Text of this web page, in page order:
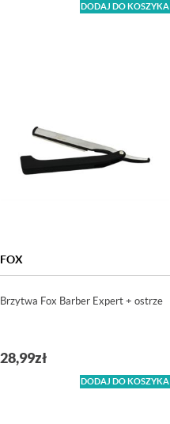
DODAJ DO KOSZYKA
FOX
Brzytwa Fox Barber Expert + ostrze
28,99zł
DODAJ DO KOSZYKA